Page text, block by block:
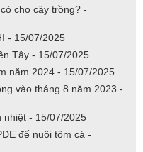
cho cây trồng? -
- 15/07/2025
Tây - 15/07/2025
năm 2024 - 15/07/2025
vào tháng 8 năm 2023 -
nhiệt - 15/07/2025
để nuôi tôm cá -